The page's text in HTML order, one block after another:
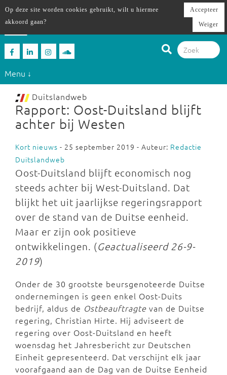
Menu ↓
Duitslandweb
Rapport: Oost-Duitsland blijft
achter bij Westen
Kort nieuws - 25 september 2019 - Auteur: Redactie
Duitslandweb
Oost-Duitsland blijft economisch nog
steeds achter bij West-Duitsland. Dat
blijkt het uit jaarlijkse regeringsrapport
over de stand van de Duitse eenheid.
Maar er zijn ook positieve
ontwikkelingen. (Geactualiseerd 26-9-
2019)
Onder de 30 grootste beursgenoteerde Duitse
ondernemingen is geen enkel Oost-Duits
bedrijf, aldus de Ostbeauftragte van de Duitse
regering, Christian Hirte. Hij adviseert de
regering over Oost-Duitsland en heeft
woensdag het Jahresbericht zur Deutschen
Einheit gepresenteerd. Dat verschijnt elk jaar
voorafgaand aan de Dag van de Duitse Eenheid
Op deze site worden cookies gebruikt, wilt u hiermee
akkoord gaan?
Accepteer
Weiger